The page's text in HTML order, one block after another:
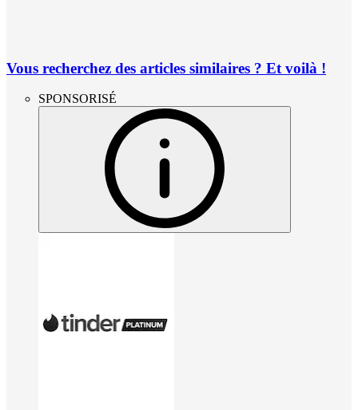
Vous recherchez des articles similaires ? Et voilà !
SPONSORISÉ